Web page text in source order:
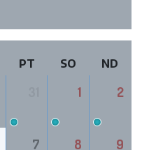
PT SO ND
1 2
7 8 9